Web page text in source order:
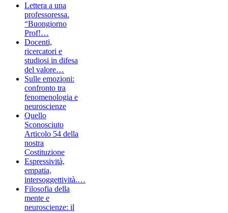
Lettera a una
professoressa.
“Buongiorno
Prof!…
Docenti,
ricercatori e
studiosi in difesa
del valore…
Sulle emozioni:
confronto tra
fenomenologia e
neuroscienze
Quello
Sconosciuto
Articolo 54 della
nostra
Costituzione
Espressività,
empatia,
intersoggettività.…
Filosofia della
mente e
neuroscienze: il